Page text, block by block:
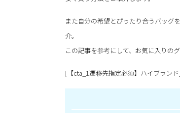
また自分の希望とぴったり合うバッグ
介。
この記事を参考にして、お気に入りの
[【cta_1遷移先指定必須】ハイブラン